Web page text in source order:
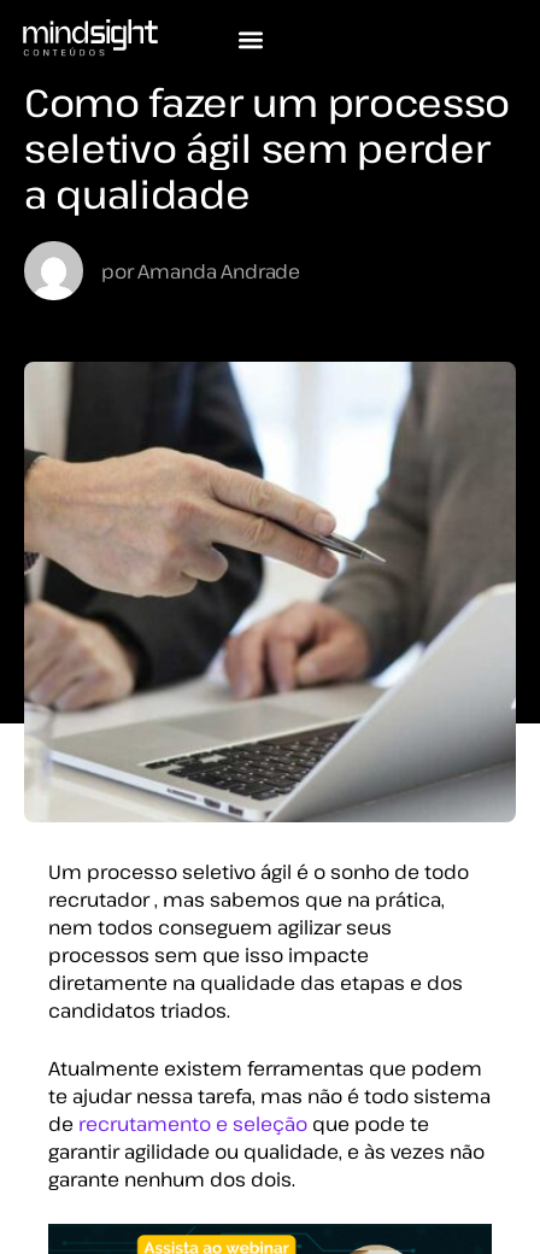
Como fazer um processo
seletivo ágil sem perder
a qualidade
porAmanda Andrade
7 min. de leitura
Um processo seletivo ágil é o sonho de todo
recrutador , mas sabemos que na prática,
nem todos conseguem agilizar seus
processos sem que isso impacte
diretamente na qualidade das etapas e dos
candidatos triados.
Atualmente existem ferramentas que podem
te ajudar nessa tarefa, mas não é todosistema
de recrutamento e seleção que pode te
garantir agilidade ou qualidade, e às vezes não
garante nenhum dos dois.